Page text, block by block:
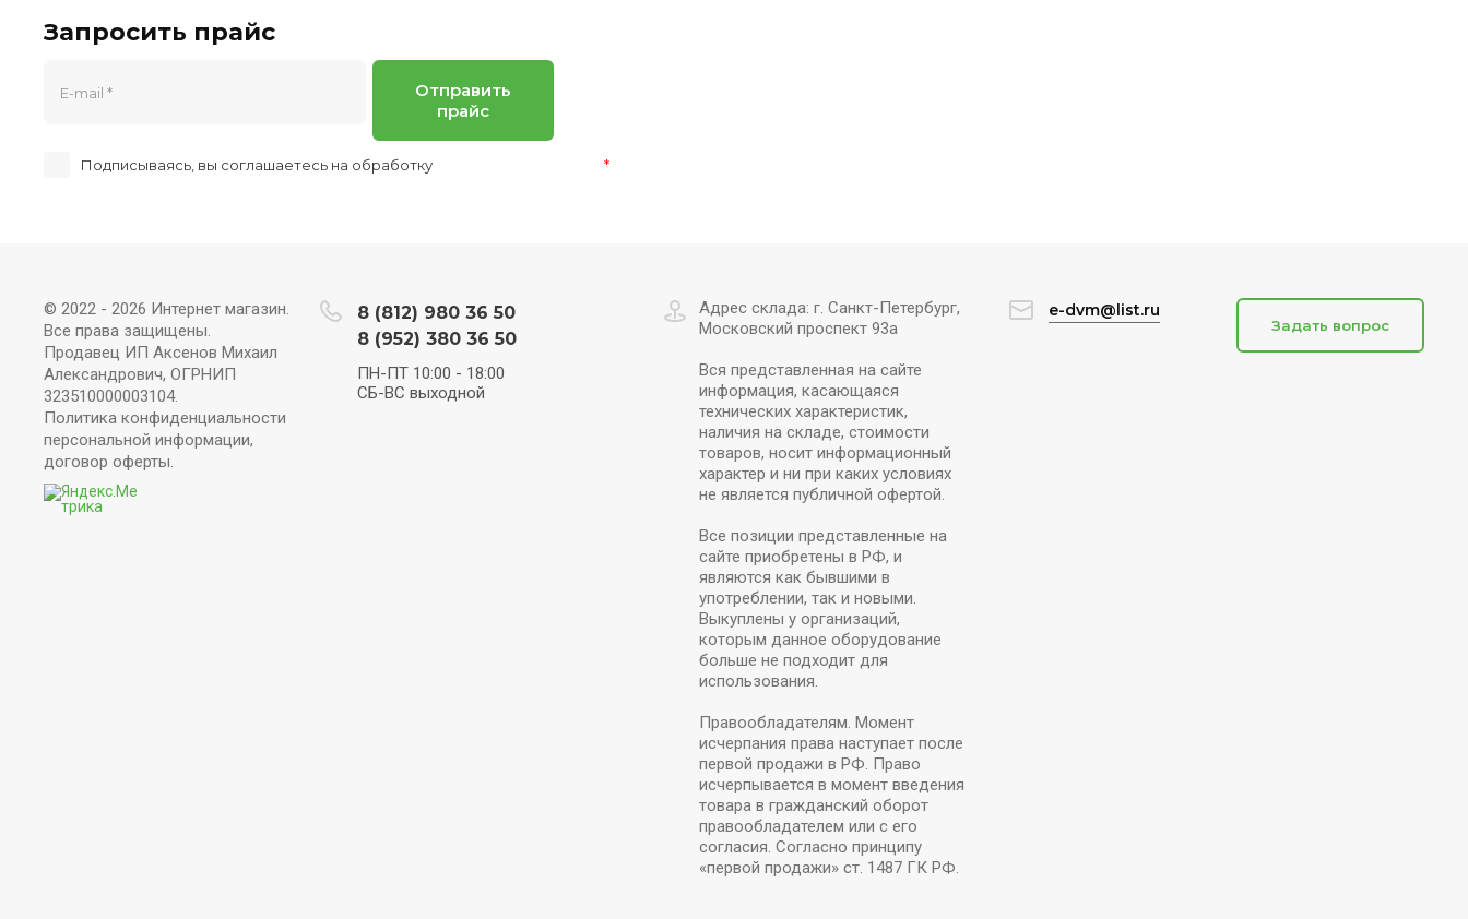
Запросить прайс
Подписываясь, вы соглашаетесь на обработку *
Отправить
прайс
© 2022 - 2026 Интернет магазин.
Все права защищены.
Продавец ИП Аксенов Михаил
Александрович, ОГРНИП
323510000003104.
Политика конфиденциальности
персональной информации,
договор оферты.
8 (812) 980 36 50
8 (952) 380 36 50
ПН-ПТ 10:00 - 18:00
СБ-ВС выходной
Адрес склада: г. Санкт-Петербург,
Московский проспект 93а
Вся представленная на сайте
информация, касающаяся
технических характеристик,
наличия на складе, стоимости
товаров, носит информационный
характер и ни при каких условиях
не является публичной офертой.
Все позиции представленные на
сайте приобретены в РФ, и
являются как бывшими в
употреблении, так и новыми.
Выкуплены у организаций,
которым данное оборудование
больше не подходит для
использования.
Правообладателям. Момент
исчерпания права наступает после
первой продажи в РФ. Право
исчерпывается в момент введения
товара в гражданский оборот
правообладателем или с его
согласия. Согласно принципу
«первой продажи» ст. 1487 ГК РФ.
e-dvm@list.ru
Задать вопрос